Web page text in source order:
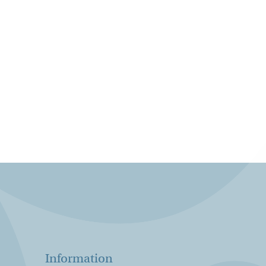
Information